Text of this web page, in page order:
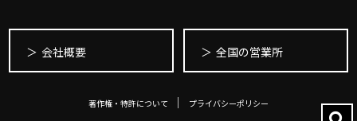
会社概要 全国の営業所
著作権・特許について プライバシーポリシー